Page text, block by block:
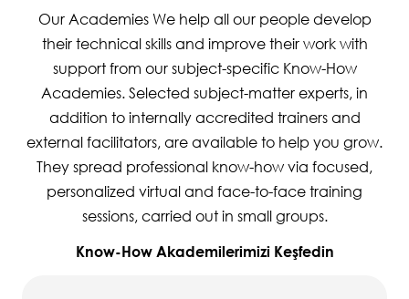
Our Academies We help all our people develop
their technical skills and improve their work with
support from our subject-specific Know-How
Academies. Selected subject-matter experts, in
addition to internally accredited trainers and
external facilitators, are available to help you grow.
They spread professional know-how via focused,
personalized virtual and face-to-face training
sessions, carried out in small groups.
Know-How Akademilerimizi Keşfedin